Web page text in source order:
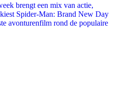
brengt een mix van actie,
Spider-Man: Brand New Day
avonturenfilm rond de populaire